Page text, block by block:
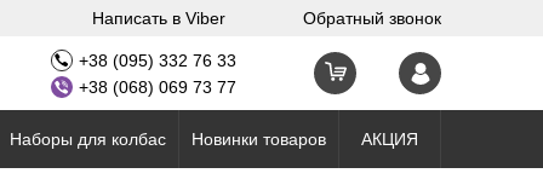
Написать в Viber Обратный звонок
+38 (095) 332 76 33
+38 (068) 069 73 77
Наборы для колбас Новинки товаров АКЦИЯ